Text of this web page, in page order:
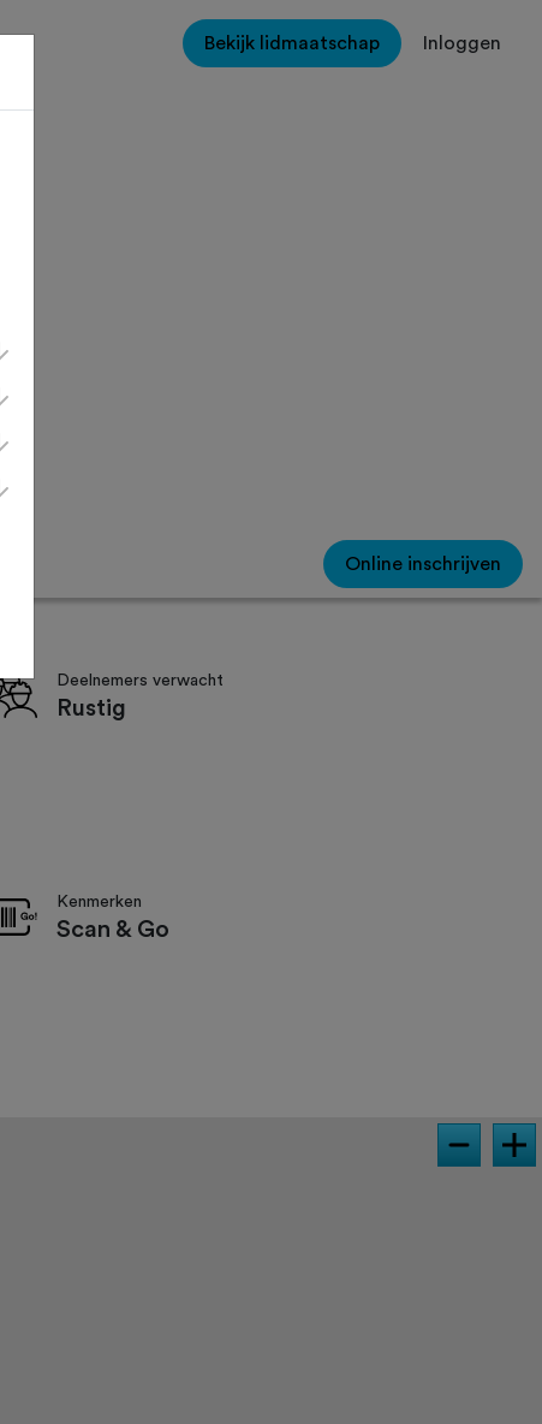
Bekijk lidmaatschap Inloggen
Online inschrijven
Deelnemers verwacht
Rustig
Kenmerken
Scan & Go